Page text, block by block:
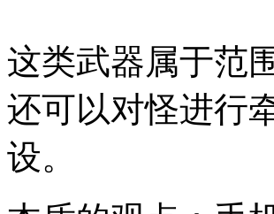
这类武器属于范
还可以对怪进行
设。